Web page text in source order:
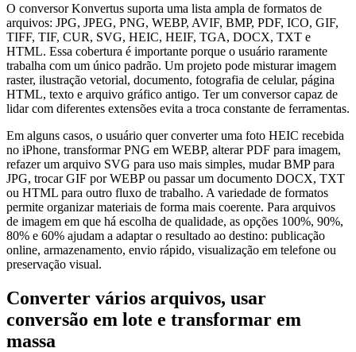
O conversor Konvertus suporta uma lista ampla de formatos de
arquivos: JPG, JPEG, PNG, WEBP, AVIF, BMP, PDF, ICO, GIF,
TIFF, TIF, CUR, SVG, HEIC, HEIF, TGA, DOCX, TXT e
HTML. Essa cobertura é importante porque o usuário raramente
trabalha com um único padrão. Um projeto pode misturar imagem
raster, ilustração vetorial, documento, fotografia de celular, página
HTML, texto e arquivo gráfico antigo. Ter um conversor capaz de
lidar com diferentes extensões evita a troca constante de ferramentas.
Em alguns casos, o usuário quer converter uma foto HEIC recebida
no iPhone, transformar PNG em WEBP, alterar PDF para imagem,
refazer um arquivo SVG para uso mais simples, mudar BMP para
JPG, trocar GIF por WEBP ou passar um documento DOCX, TXT
ou HTML para outro fluxo de trabalho. A variedade de formatos
permite organizar materiais de forma mais coerente. Para arquivos
de imagem em que há escolha de qualidade, as opções 100%, 90%,
80% e 60% ajudam a adaptar o resultado ao destino: publicação
online, armazenamento, envio rápido, visualização em telefone ou
preservação visual.
Converter vários arquivos, usar
conversão em lote e transformar em
massa